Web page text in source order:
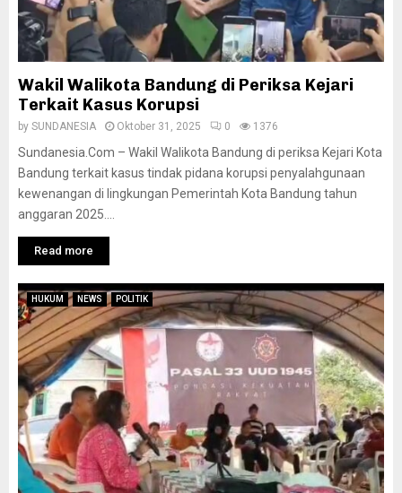
Wakil Walikota Bandung di Periksa Kejari
Terkait Kasus Korupsi
by SUNDANESIA Oktober 31, 2025 0 1376
Sundanesia.Com – Wakil Walikota Bandung di periksa Kejari Kota
Bandung terkait kasus tindak pidana korupsi penyalahgunaan
kewenangan di lingkungan Pemerintah Kota Bandung tahun
anggaran 2025....
Read more
HUKUM NEWS POLITIK